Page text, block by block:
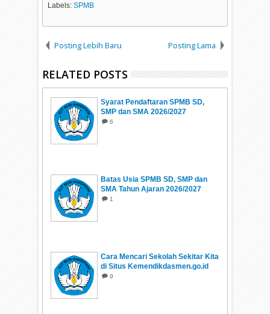
Labels:SPMB
Posting Lebih Baru Posting Lama
RELATED POSTS
Syarat Pendaftaran SPMB SD,
SMP dan SMA 2026/2027
6
Batas Usia SPMB SD, SMP dan
SMA Tahun Ajaran 2026/2027
1
Cara Mencari Sekolah Sekitar Kita
di Situs Kemendikdasmen.go.id
9